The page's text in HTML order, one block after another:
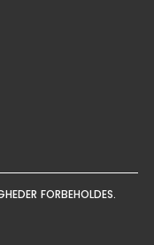
FORBEHOLDES.